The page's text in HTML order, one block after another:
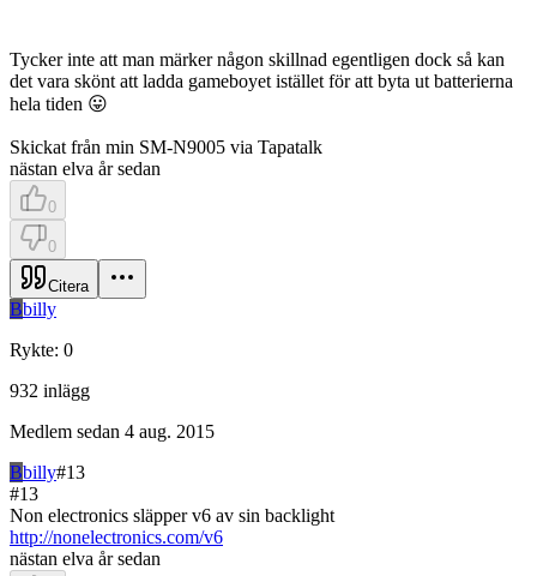
Tycker inte att man märker någon skillnad egentligen dock så kan
det vara skönt att ladda gameboyet istället för att byta ut batterierna
hela tiden 😛
Skickat från min SM-N9005 via Tapatalk
nästan elva år sedan
0
0
Citera
Bbilly
Rykte: 0
932 inlägg
Medlem sedan 4 aug. 2015
Bbilly#13
#13
Non electronics släpper v6 av sin backlight
http://nonelectronics.com/v6
nästan elva år sedan